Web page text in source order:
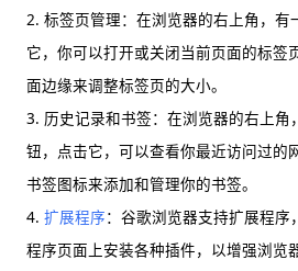
2. 标签页管理：在浏览器的右上角，有
它，你可以打开或关闭当前页面的标签
面边缘来调整标签页的大小。
3. 历史记录和书签：在浏览器的右上角
钮，点击它，可以查看你最近访问过的
书签图标来添加和管理你的书签。
4. 扩展程序：谷歌浏览器支持扩展程
程序页面上安装各种插件，以增强浏览